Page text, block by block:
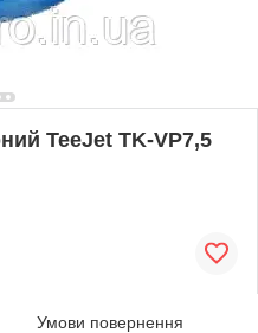
TeeJet TK-VP7,5
Умови повернення